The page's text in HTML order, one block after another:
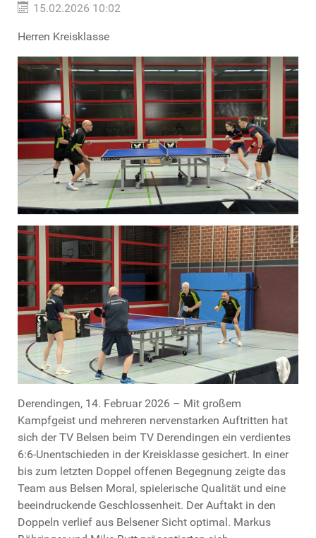
15.02.2026 10:02
Herren Kreisklasse
Derendingen, 14. Februar 2026 – Mit großem
Kampfgeist und mehreren nervenstarken Auftritten hat
sich der TV Belsen beim TV Derendingen ein verdientes
6:6-Unentschieden in der Kreisklasse gesichert. In einer
bis zum letzten Doppel offenen Begegnung zeigte das
Team aus Belsen Moral, spielerische Qualität und eine
beeindruckende Geschlossenheit. Der Auftakt in den
Doppeln verlief aus Belsener Sicht optimal. Markus